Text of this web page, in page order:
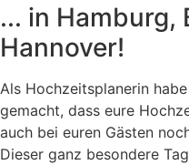
... in Hamburg,
Hannover!
Als Hochzeitsplanerin
gemacht, dass eure
auch bei euren Gästen
Dieser ganz besondere